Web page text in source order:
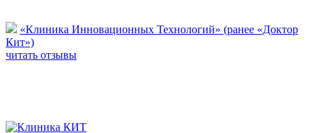
«Клиника Инновационных Технологий» (ранее «Доктор
Кит»)
читать отзывы